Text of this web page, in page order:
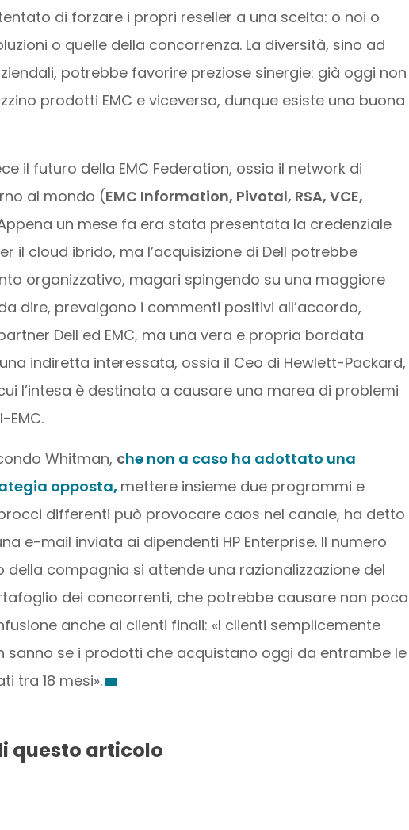
di forzare i propri reseller a una scelta: o noi o
o quelle della concorrenza. La diversità, sino ad
potrebbe favorire preziose sinergie: già oggi non
prodotti EMC e viceversa, dunque esiste una buona
il futuro della EMC Federation, ossia il network di
al mondo (EMC Information, Pivotal, RSA, VCE,
un mese fa era stata presentata la credenziale
il cloud ibrido, ma l’acquisizione di Dell potrebbe
organizzativo, magari spingendo su una maggiore
da dire, prevalgono i commenti positivi all’accordo,
Dell ed EMC, ma una vera e propria bordata
indiretta interessata, ossia il Ceo di Hewlett-Packard,
l’intesa è destinata a causare una marea di problemi
EMC.
Whitman, che non a caso ha adottato una
opposta, mettere insieme due programmi e
differenti può provocare caos nel canale, ha detto
e-mail inviata ai dipendenti HP Enterprise. Il numero
della compagnia si attende una razionalizzazione del
dei concorrenti, che potrebbe causare non poca
anche ai clienti finali: «I clienti semplicemente
sanno se i prodotti che acquistano oggi da entrambe le
tra 18 mesi».
questo articolo